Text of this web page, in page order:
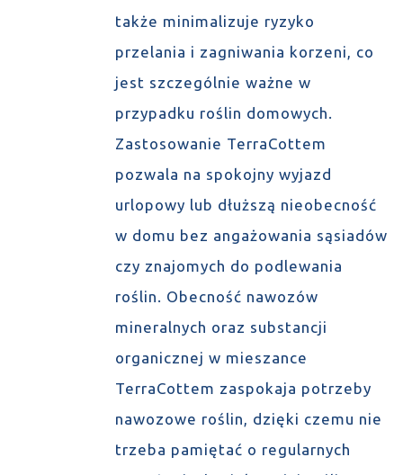
także minimalizuje ryzyko
przelania i zagniwania korzeni, co
jest szczególnie ważne w
przypadku roślin domowych.
Zastosowanie TerraCottem
pozwala na spokojny wyjazd
urlopowy lub dłuższą nieobecność
w domu bez angażowania sąsiadów
czy znajomych do podlewania
roślin. Obecność nawozów
mineralnych oraz substancji
organicznej w mieszance
TerraCottem zaspokaja potrzeby
nawozowe roślin, dzięki czemu nie
trzeba pamiętać o regularnych